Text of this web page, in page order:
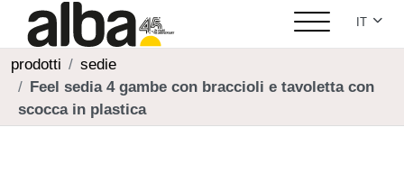
IT
prodotti
sedie
Feel sedia 4 gambe con braccioli e tavoletta con
scocca in plastica